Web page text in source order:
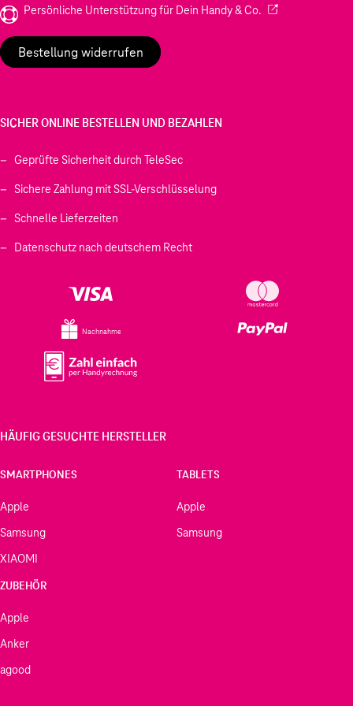
Persönliche Unterstützung für Dein Handy & Co. (Wird in einem
Bestellung widerrufen
SICHER ONLINE BESTELLEN UND BEZAHLEN
Geprüfte Sicherheit durch TeleSec
Sichere Zahlung mit SSL-Verschlüsselung
Schnelle Lieferzeiten
Datenschutz nach deutschem Recht
Nachnahme
HÄUFIG GESUCHTE HERSTELLER
SMARTPHONES
Apple
Samsung
XIAOMI
TABLETS
Apple
Samsung
ZUBEHÖR
Apple
Anker
agood